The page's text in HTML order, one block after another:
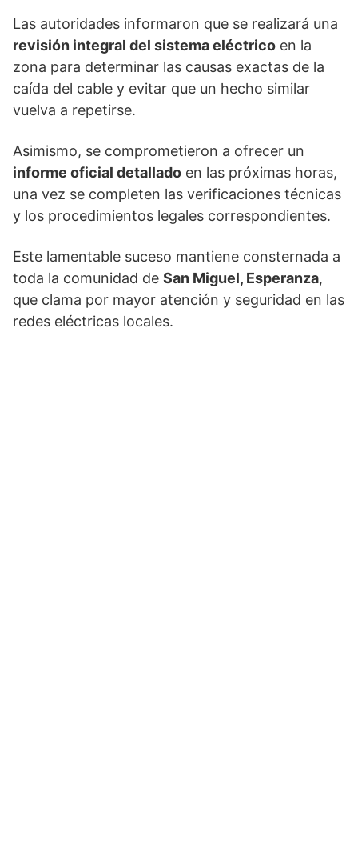
Las autoridades informaron que se realizará una
revisión integral del sistema eléctrico en la
zona para determinar las causas exactas de la
caída del cable y evitar que un hecho similar
vuelva a repetirse.
Asimismo, se comprometieron a ofrecer un
informe oficial detallado en las próximas horas,
una vez se completen las verificaciones técnicas
y los procedimientos legales correspondientes.
Este lamentable suceso mantiene consternada a
toda la comunidad de San Miguel, Esperanza,
que clama por mayor atención y seguridad en las
redes eléctricas locales.